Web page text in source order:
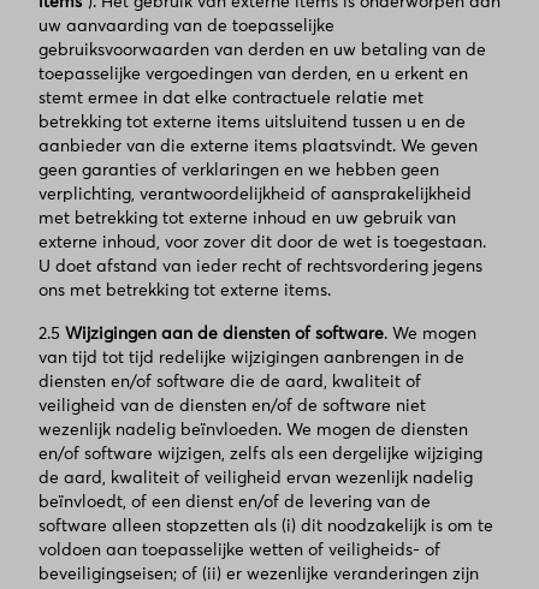
uw aanvaarding van de toepasselijke
gebruiksvoorwaarden van derden en uw betaling van de
toepasselijke vergoedingen van derden, en u erkent en
stemt ermee in dat elke contractuele relatie met
betrekking tot externe items uitsluitend tussen u en de
aanbieder van die externe items plaatsvindt. We geven
geen garanties of verklaringen en we hebben geen
verplichting, verantwoordelijkheid of aansprakelijkheid
met betrekking tot externe inhoud en uw gebruik van
externe inhoud, voor zover dit door de wet is toegestaan.
U doet afstand van ieder recht of rechtsvordering jegens
ons met betrekking tot externe items.
2.5 Wijzigingen aan de diensten of software. We mogen
van tijd tot tijd redelijke wijzigingen aanbrengen in de
diensten en/of software die de aard, kwaliteit of
veiligheid van de diensten en/of de software niet
wezenlijk nadelig beïnvloeden. We mogen de diensten
en/of software wijzigen, zelfs als een dergelijke wijziging
de aard, kwaliteit of veiligheid ervan wezenlijk nadelig
beïnvloedt, of een dienst en/of de levering van de
software alleen stopzetten als (i) dit noodzakelijk is om te
voldoen aan toepasselijke wetten of veiligheids- of
beveiligingseisen; of (ii) er wezenlijke veranderingen zijn